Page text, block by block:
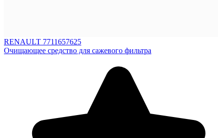
RENAULT 7711657625
Очищающее средство для сажевого фильтра